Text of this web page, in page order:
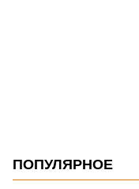
ПОПУЛЯРНОЕ